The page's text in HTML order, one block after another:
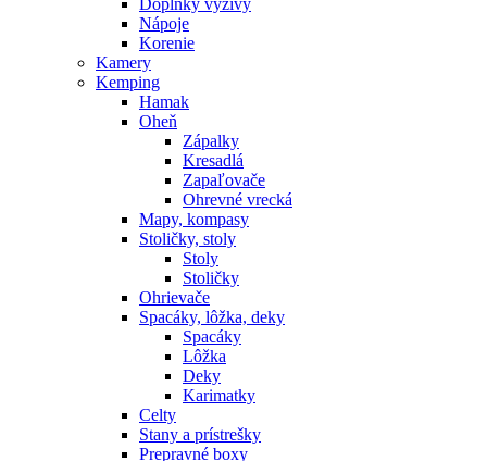
Nápoje
Korenie
Kamery
Kemping
Hamak
Oheň
Zápalky
Kresadlá
Zapaľovače
Ohrevné vrecká
Mapy, kompasy
Stoličky, stoly
Stoly
Stoličky
Ohrievače
Spacáky, lôžka, deky
Spacáky
Lôžka
Deky
Karimatky
Celty
Stany a prístrešky
Prepravné boxy